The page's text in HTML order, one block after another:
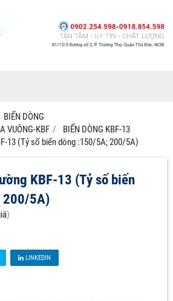
BIẾN DÒNG
VUÔNG-KBF
BIẾN DÒNG KBF-13
13 (Tỷ số biến dòng :150/5A; 200/5A)
KBF-13 (Tỷ số biến
200/5A)
)
LINKEDIN